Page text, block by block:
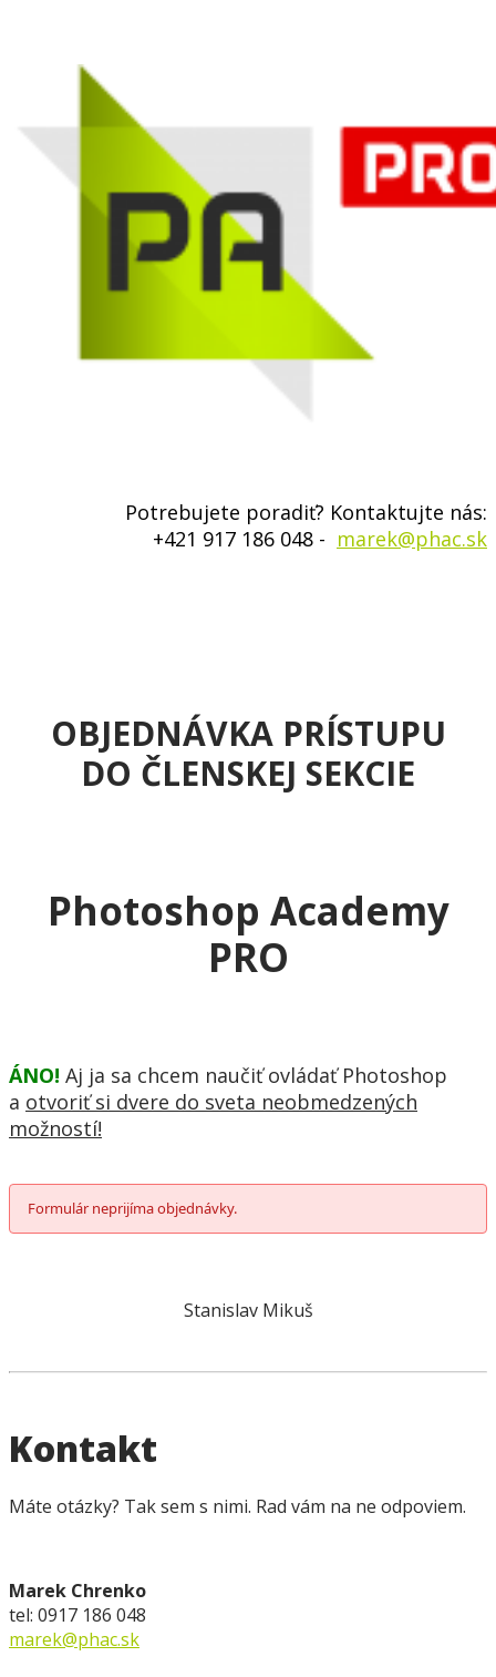
Potrebujete poradiť? Kontaktujte nás:
+421 917 186 048 - marek@phac.sk
OBJEDNÁVKA PRÍSTUPU
DO ČLENSKEJ SEKCIE
Photoshop Academy
PRO
ÁNO! Aj ja sa chcem naučiť ovládať Photoshop
a otvoriť si dvere do sveta neobmedzených
možností!
Formulár neprijíma objednávky.
Stanislav Mikuš
Kontakt
Máte otázky? Tak sem s nimi. Rad vám na ne odpoviem.
Marek Chrenko
tel: 0917 186 048
marek@phac.sk